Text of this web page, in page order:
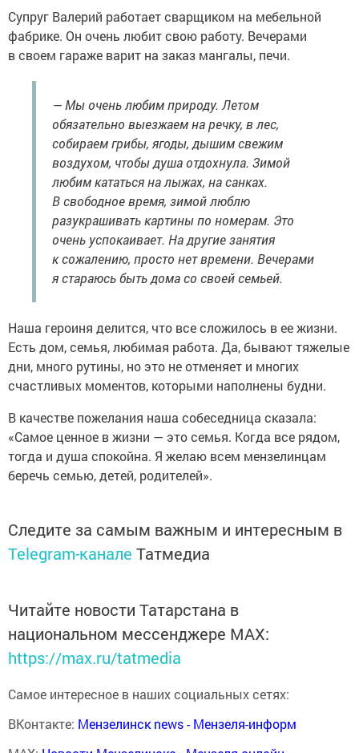
Супруг Валерий работает сварщиком на мебельной
фабрике. Он очень любит свою работу. Вечерами
в своем гараже варит на заказ мангалы, печи.
— Мы очень любим природу. Летом
обязательно выезжаем на речку, в лес,
собираем грибы, ягоды, дышим свежим
воздухом, чтобы душа отдохнула. Зимой
любим кататься на лыжах, на санках.
В свободное время, зимой люблю
разукрашивать картины по номерам. Это
очень успокаивает. На другие занятия
к сожалению, просто нет времени. Вечерами
я стараюсь быть дома со своей семьей.
Наша героиня делится, что все сложилось в ее жизни.
Есть дом, семья, любимая работа. Да, бывают тяжелые
дни, много рутины, но это не отменяет и многих
счастливых моментов, которыми наполнены будни.
В качестве пожелания наша собеседница сказала:
«Самое ценное в жизни — это семья. Когда все рядом,
тогда и душа спокойна. Я желаю всем мензелинцам
беречь семью, детей, родителей».
Следите за самым важным и интересным в
Telegram-канале Татмедиа
Читайте новости Татарстана в
национальном мессенджере MАХ:
https://max.ru/tatmedia
Самое интересное в наших социальных сетях:
ВКонтакте: Мензелинск news - Мензеля-информ